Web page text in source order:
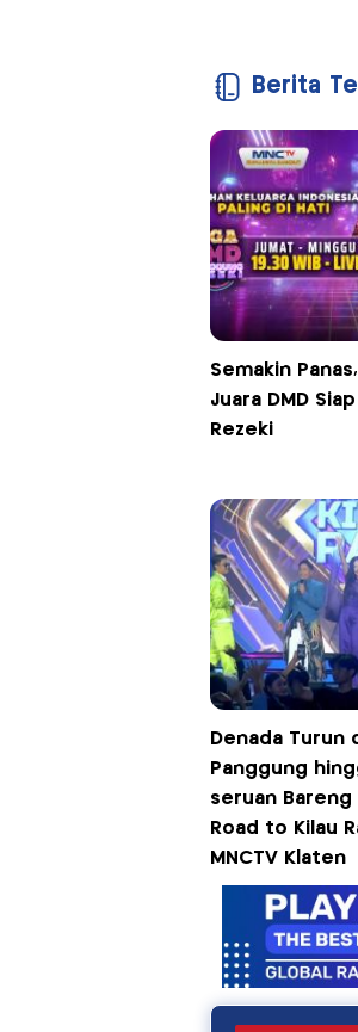
Berita
Semakin
Juara DMD
Rezeki
Denada Turun
Panggung
seruan Bareng
Road to Kilau
MNCTV Klaten